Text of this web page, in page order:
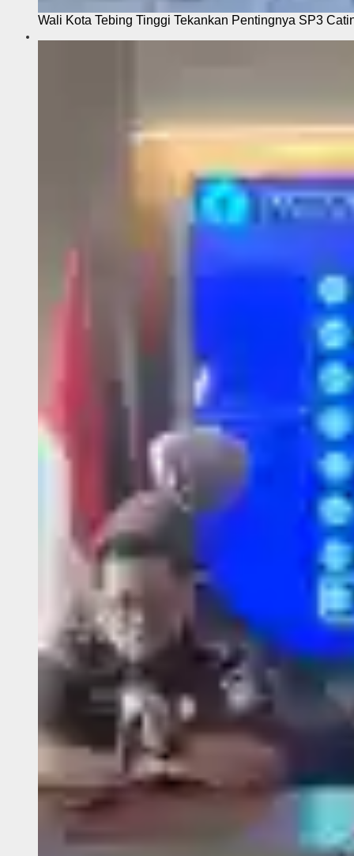
Wali Kota Tebing Tinggi Tekankan Pentingnya SP3